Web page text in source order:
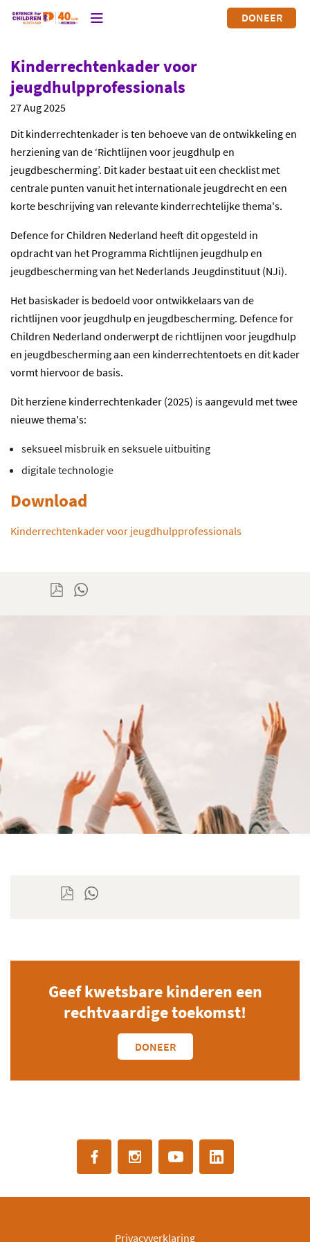
DONEER
Kinderrechtenkader voor
jeugdhulpprofessionals
27 Aug 2025
Dit kinderrechtenkader is ten behoeve van de ontwikkeling en
herziening van de ‘Richtlijnen voor jeugdhulp en
jeugdbescherming’. Dit kader bestaat uit een checklist met
centrale punten vanuit het internationale jeugdrecht en een
korte beschrijving van relevante kinderrechtelijke thema's.
Defence for Children Nederland heeft dit opgesteld in
opdracht van het Programma Richtlijnen jeugdhulp en
jeugdbescherming van het Nederlands Jeugdinstituut (NJi).
Het basiskader is bedoeld voor ontwikkelaars van de
richtlijnen voor jeugdhulp en jeugdbescherming. Defence for
Children Nederland onderwerpt de richtlijnen voor jeugdhulp
en jeugdbescherming aan een kinderrechtentoets en dit kader
vormt hiervoor de basis.
Dit herziene kinderrechtenkader (2025) is aangevuld met twee
nieuwe thema's:
seksueel misbruik en seksuele uitbuiting
digitale technologie
Download
Kinderrechtenkader voor jeugdhulpprofessionals
Geef kwetsbare kinderen een
rechtvaardige toekomst!
DONEER
Privacyverklaring